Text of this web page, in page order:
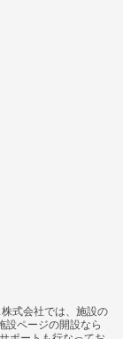
式会社では、施設の
設ページの開設なら